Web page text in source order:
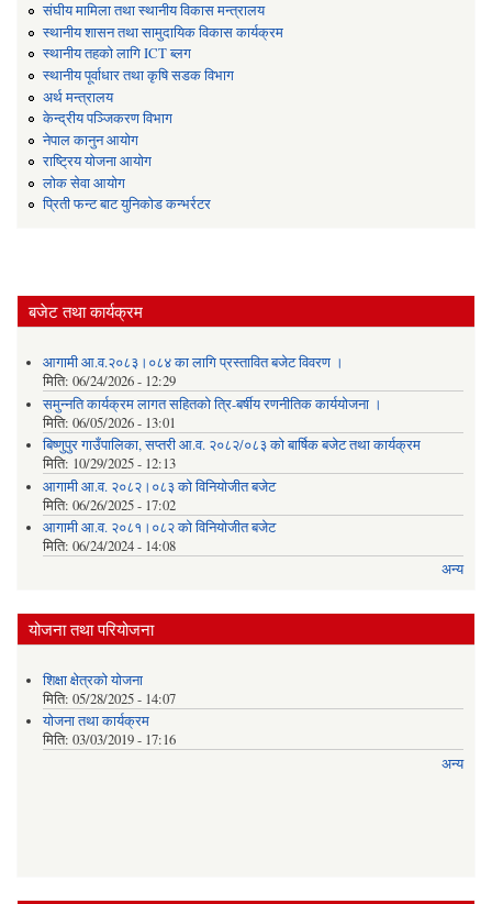
संघीय मामिला तथा स्थानीय विकास मन्त्रालय
स्थानीय शासन तथा सामुदायिक विकास कार्यक्रम
स्थानीय तहको लागि ICT ब्लग
स्थानीय पूर्वाधार तथा कृषि सडक विभाग
अर्थ मन्त्रालय
केन्द्रीय पञ्जिकरण विभाग
नेपाल कानुन आयोग
राष्ट्रिय योजना आयोग
लोक सेवा आयोग
प्रिती फन्ट बाट युनिकोड कन्भर्रटर
बजेट तथा कार्यक्रम
आगामी आ.व.२०८३।०८४ का लागि प्रस्तावित बजेट विवरण ।
मिति: 06/24/2026 - 12:29
समुन्नति कार्यक्रम लागत सहितको त्रि-बर्षीय रणनीतिक कार्ययोजना ।
मिति: 06/05/2026 - 13:01
बिष्णुपुर गाउँपालिका, सप्तरी आ.व. २०८२/०८३ को बार्षिक बजेट तथा कार्यक्रम
मिति: 10/29/2025 - 12:13
आगामी आ.व. २०८२।०८३ को विनियोजीत बजेट
मिति: 06/26/2025 - 17:02
आगामी आ.व. २०८१।०८२ को विनियोजीत बजेट
मिति: 06/24/2024 - 14:08
अन्य
योजना तथा परियोजना
शिक्षा क्षेत्रकाे याेजना
मिति: 05/28/2025 - 14:07
याेजना तथा कार्यक्रम
मिति: 03/03/2019 - 17:16
अन्य